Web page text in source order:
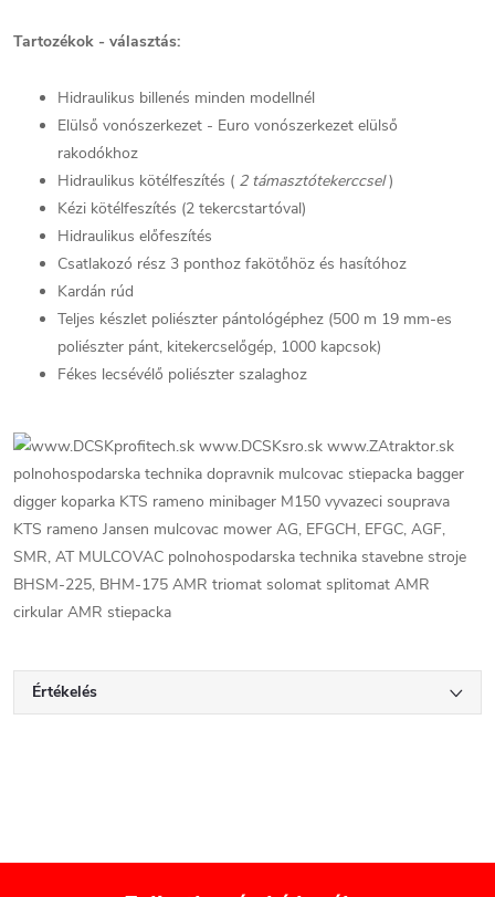
Tartozékok - választás:
Hidraulikus billenés minden modellnél
Elülső vonószerkezet - Euro vonószerkezet elülső
rakodókhoz
Hidraulikus kötélfeszítés ( 2 támasztótekerccsel)
Kézi kötélfeszítés (2 tekercstartóval)
Hidraulikus előfeszítés
Csatlakozó rész 3 ponthoz fakötőhöz és hasítóhoz
Kardán rúd
Teljes készlet poliészter pántológéphez (500 m 19 mm-es
poliészter pánt, kitekercselőgép, 1000 kapcsok)
Fékes lecsévélő poliészter szalaghoz
Értékelés